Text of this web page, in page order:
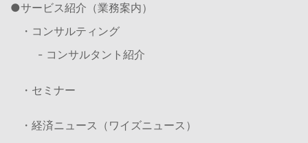
サービス紹介（業務案内）
・コンサルティング
- コンサルタント紹介
・セミナー
・経済ニュース（ワイズニュース）